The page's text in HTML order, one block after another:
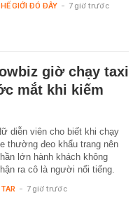
GIỚI ĐÓ ĐÂY - 7 giờ trước
giờ chạy taxi
mắt khi kiếm
diễn viên cho biết khi chạy
thường đeo khẩu trang nên
lớn hành khách không
ra cô là người nổi tiếng.
- 7 giờ trước